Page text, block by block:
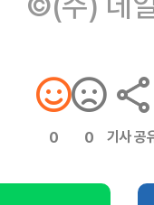
0 0 기사 공